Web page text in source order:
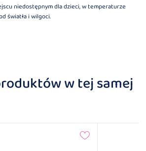
niedostępnym dla dzieci, w temperaturze
światła i wilgoci.
w tej samej